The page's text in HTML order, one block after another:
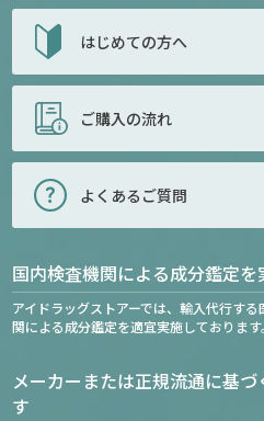
はじめての方へ
ご購入の流れ
よくあるご質問
国内検査機関による成分鑑定
アイドラッグストアーでは、輸入代行す
関による成分鑑定を適宜実施しております。
メーカーまたは正規流通に基
す